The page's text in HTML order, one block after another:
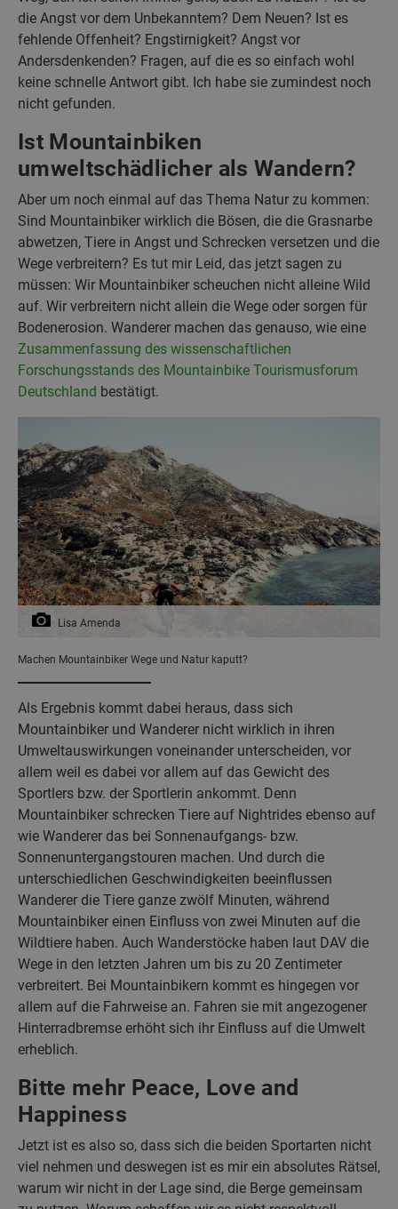
die Angst vor dem Unbekanntem? Dem Neuen? Ist es
fehlende Offenheit? Engstirnigkeit? Angst vor
Andersdenkenden? Fragen, auf die es so einfach wohl
keine schnelle Antwort gibt. Ich habe sie zumindest noch
nicht gefunden.
Ist Mountainbiken
umweltschädlicher als Wandern?
Aber um noch einmal auf das Thema Natur zu kommen:
Sind Mountainbiker wirklich die Bösen, die die Grasnarbe
abwetzen, Tiere in Angst und Schrecken versetzen und die
Wege verbreitern? Es tut mir Leid, das jetzt sagen zu
müssen: Wir Mountainbiker scheuchen nicht alleine Wild
auf. Wir verbreitern nicht allein die Wege oder sorgen für
Bodenerosion. Wanderer machen das genauso, wie eine
Zusammenfassung des wissenschaftlichen
Forschungsstands des Mountainbike Tourismusforum
Deutschland bestätigt.
Lisa Amenda
Machen Mountainbiker Wege und Natur kaputt?
Als Ergebnis kommt dabei heraus, dass sich
Mountainbiker und Wanderer nicht wirklich in ihren
Umweltauswirkungen voneinander unterscheiden, vor
allem weil es dabei vor allem auf das Gewicht des
Sportlers bzw. der Sportlerin ankommt. Denn
Mountainbiker schrecken Tiere auf Nightrides ebenso auf
wie Wanderer das bei Sonnenaufgangs- bzw.
Sonnenuntergangstouren machen. Und durch die
unterschiedlichen Geschwindigkeiten beeinflussen
Wanderer die Tiere ganze zwölf Minuten, während
Mountainbiker einen Einfluss von zwei Minuten auf die
Wildtiere haben. Auch Wanderstöcke haben laut DAV die
Wege in den letzten Jahren um bis zu 20 Zentimeter
verbreitert. Bei Mountainbikern kommt es hingegen vor
allem auf die Fahrweise an. Fahren sie mit angezogener
Hinterradbremse erhöht sich ihr Einfluss auf die Umwelt
erheblich.
Bitte mehr Peace, Love and
Happiness
Jetzt ist es also so, dass sich die beiden Sportarten nicht
viel nehmen und deswegen ist es mir ein absolutes Rätsel,
warum wir nicht in der Lage sind, die Berge gemeinsam